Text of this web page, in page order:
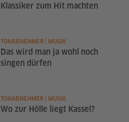
Klassiker zum Hit machten
TONABNEHMER | MUSIK
Das wird man ja wohl noch
singen dürfen
TONABNEHMER | MUSIK
Wo zur Hölle liegt Kassel?